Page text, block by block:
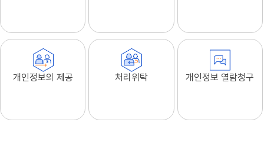
개인정보의 제공 처리위탁 개인정보 열람청구